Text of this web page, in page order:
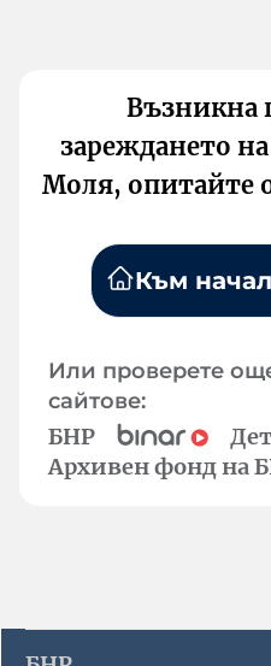
Възникна
зареждането
Моля, опитайте
Към
Или проверете
сайтове:
БНР
Архивен фонд на